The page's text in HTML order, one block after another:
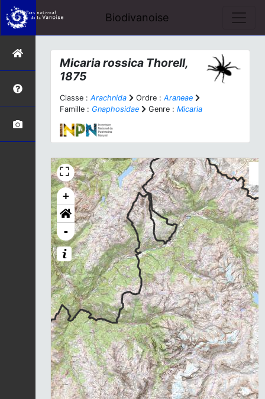
Biodivanoise
Micaria rossica Thorell,
1875
Classe : Arachnida Ordre : Araneae
Famille : Gnaphosidae Genre : Micaria
+
-